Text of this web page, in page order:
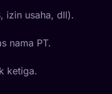
izin usaha, dll).
nama PT.
ketiga.